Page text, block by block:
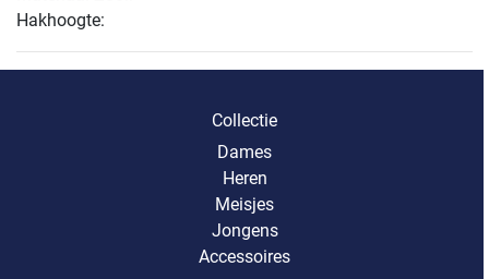
Hakhoogte:
Collectie
Dames
Heren
Meisjes
Jongens
Accessoires